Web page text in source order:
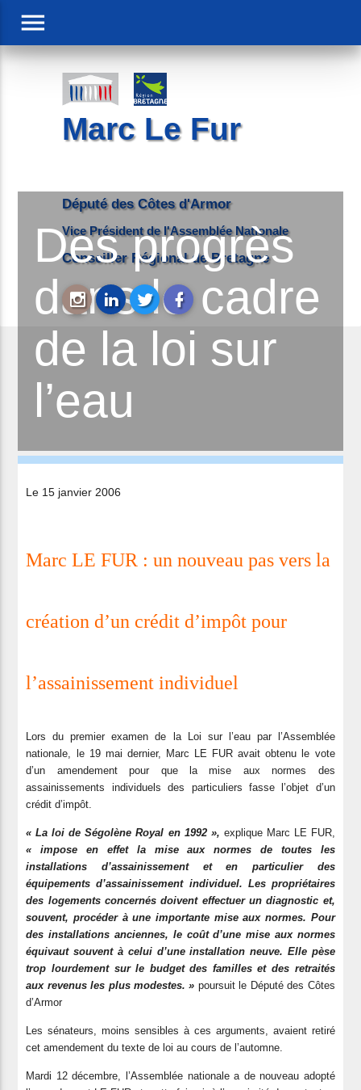
Marc Le Fur
Député des Côtes d'Armor
Vice Président de l'Assemblée Nationale
Conseiller Régional de Bretagne
menu
Des progrès
dans le cadre
de la loi sur
l’eau
Le 15 janvier 2006
Marc LE FUR : un nouveau pas vers la
création d’un crédit d’impôt pour
l’assainissement individuel
Lors du premier examen de la Loi sur l’eau par l’Assemblée
nationale, le 19 mai dernier, Marc LE FUR avait obtenu le vote
d’un amendement pour que la mise aux normes des
assainissements individuels des particuliers fasse l’objet d’un
crédit d’impôt.
« La loi de Ségolène Royal en 1992 », explique Marc LE FUR,
« impose en effet la mise aux normes de toutes les
installations d’assainissement et en particulier des
équipements d’assainissement individuel. Les propriétaires
des logements concernés doivent effectuer un diagnostic et,
souvent, procéder à une importante mise aux normes. Pour
des installations anciennes, le coût d’une mise aux normes
équivaut souvent à celui d’une installation neuve. Elle pèse
trop lourdement sur le budget des familles et des retraités
aux revenus les plus modestes. » poursuit le Député des Côtes
d’Armor
Les sénateurs, moins sensibles à ces arguments, avaient retiré
cet amendement du texte de loi au cours de l’automne.
Mardi 12 décembre, l’Assemblée nationale a de nouveau adopté